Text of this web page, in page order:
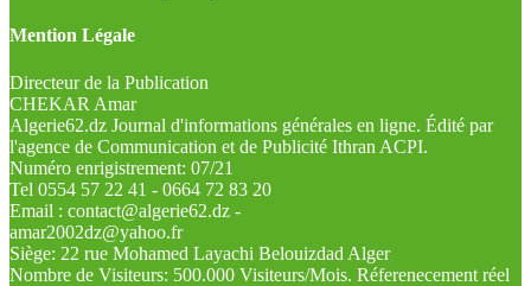
Mention Légale
Directeur de la Publication
CHEKAR Amar
Algerie62.dz Journal d'informations générales en ligne. Édité par
l'agence de Communication et de Publicité Ithran ACPI.
Numéro enrigistrement: 07/21
Tel 0554 57 22 41 - 0664 72 83 20
Email : contact@algerie62.dz -
amar2002dz@yahoo.fr
Siège: 22 rue Mohamed Layachi Belouizdad Alger
Nombre de Visiteurs: 500.000 Visiteurs/Mois. Réferenecement réel